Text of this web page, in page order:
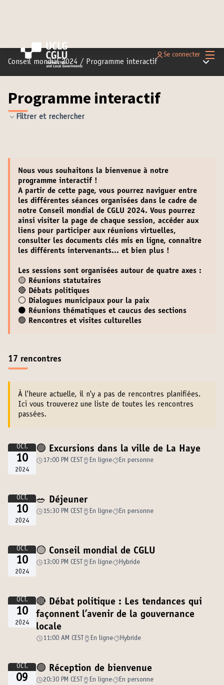
Se connecter
Conseil mondial 2024 / Programme interactif Menu
Programme interactif
Filtrer et rechercher
Nous vous souhaitons la bienvenue à notre
programme interactif !
A partir de cette page, vous pourrez naviguer entre
les différentes séances organisées dans le cadre de
notre Conseil mondial de CGLU 2024. Vous pourrez
ainsi visiter la page de chaque session, accéder aux
liens pour participer aux réunions virtuelles,
consulter les documents clés mis en ligne, connaître
les différents intervenants... et bien plus !
Les sessions sont organisées autour de quatre axes :
🟡 Réunions statutaires
🔴 Débats politiques
⚪️ Dialogues municipaux pour la paix
⚫️ Réunions thématiques et caucus des sections
🟢 Rencontres et visites culturelles
17 rencontres
À l'heure actuelle, il n'y a pas de rencontres planifiées.
Ici vous trouverez une liste de toutes les rencontres
passées.
OCT.
10
2024
🟢 Excursions dans la ville de La Haye
17:00 PM CEST En ligne En personne
OCT.
10
2024
🥗 Déjeuner
15:30 PM CEST En ligne En personne
OCT.
10
2024
🟡 Conseil mondial de CGLU
13:00 PM CEST En ligne Hybride
OCT.
10
2024
🔴 Débat politique : Les tendances qui
façonnent l’avenir de la gouvernance
locale
11:00 AM CEST En ligne Hybride
OCT.
09
🟢 Réception de bienvenue
20:30 PM CEST En ligne En personne